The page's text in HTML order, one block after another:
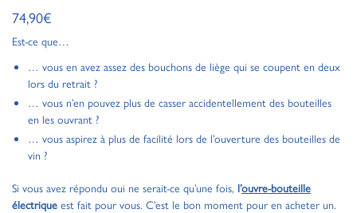
74,90€
Est-ce que…
… vous en avez assez des bouchons de liège qui se coupent en deux
lors du retrait ?
… vous n’en pouvez plus de casser accidentellement des bouteilles
en les ouvrant ?
… vous aspirez à plus de facilité lors de l’ouverture des bouteilles de
vin ?
Si vous avez répondu oui ne serait-ce qu’une fois, l’ouvre-bouteille
électrique est fait pour vous. C’est le bon moment pour en acheter un.